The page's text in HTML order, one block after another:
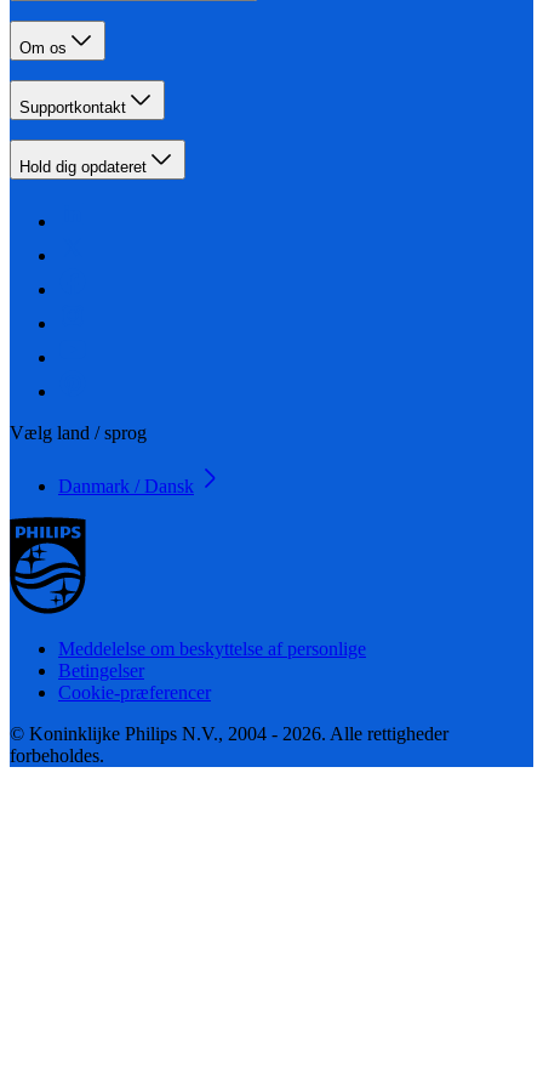
Om os
Supportkontakt
Hold dig opdateret
Vælg land / sprog
Danmark / Dansk
Meddelelse om beskyttelse af personlige
Betingelser
Cookie-præferencer
© Koninklijke Philips N.V., 2004 - 2026. Alle rettigheder
forbeholdes.